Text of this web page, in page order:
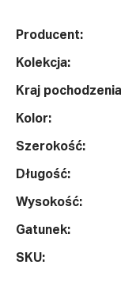
Producent:
Kolekcja:
Kraj
Kolor:
Szerokość:
Długość:
Wysokość:
Gatunek:
SKU: